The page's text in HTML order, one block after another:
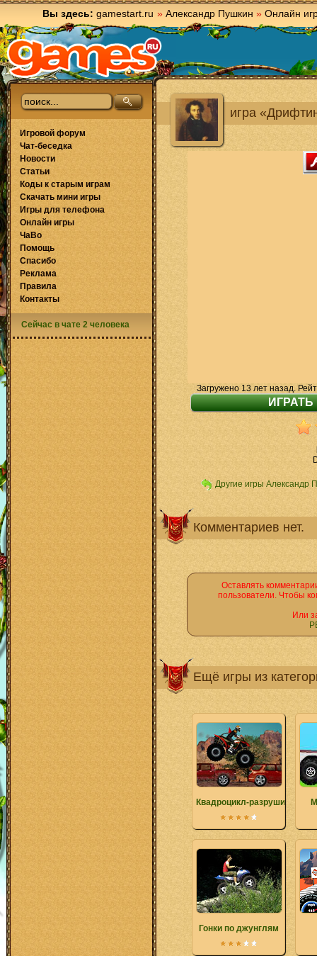
Вы здесь: gamestart.ru » Александр Пушкин » Онлайн
игра
Загружено 13 лет назад.
Другие игры Александр
Комментариев нет.
Оставлять
пользователи. Чтобы
Или
Ещё игры из
Квадроцикл-разрушитель
Гонки по джунглям
Игровой форум
Чат-беседка
Новости
Статьи
Коды к старым играм
Скачать мини игры
Игры для телефона
Онлайн игры
ЧаВо
Помощь
Спасибо
Реклама
Правила
Контакты
Сейчас в чате 2 человека